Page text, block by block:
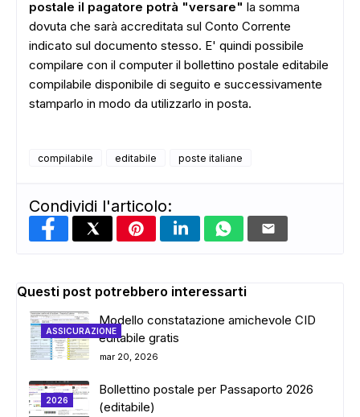
ADS
postale il pagatore potrà "versare" la somma
dovuta che sarà accreditata sul Conto Corrente
indicato sul documento stesso. E' quindi possibile
compilare con il computer il bollettino postale editabile
compilabile disponibile di seguito e successivamente
stamparlo in modo da utilizzarlo in posta.
compilabile editabile poste italiane
Condividi l'articolo:
Questi post potrebbero interessarti
ASSICURAZIONE
Modello constatazione amichevole CID
editabile gratis
mar 20, 2026
2026
Bollettino postale per Passaporto 2026
(editabile)